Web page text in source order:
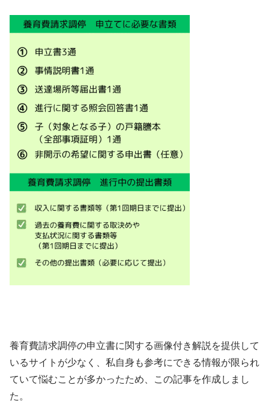
養育費請求調停の申立書に関する画像付き解説を提供して
いるサイトが少なく、私自身も参考にできる情報が限られ
ていて悩むことが多かったため、この記事を作成しまし
た。